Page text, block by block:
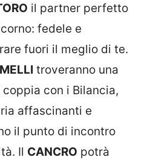
il partner perfetto
fedele e
fuori il meglio di te.
troveranno una
con i Bilancia,
affascinanti e
il punto di incontro
Il CANCRO potrà